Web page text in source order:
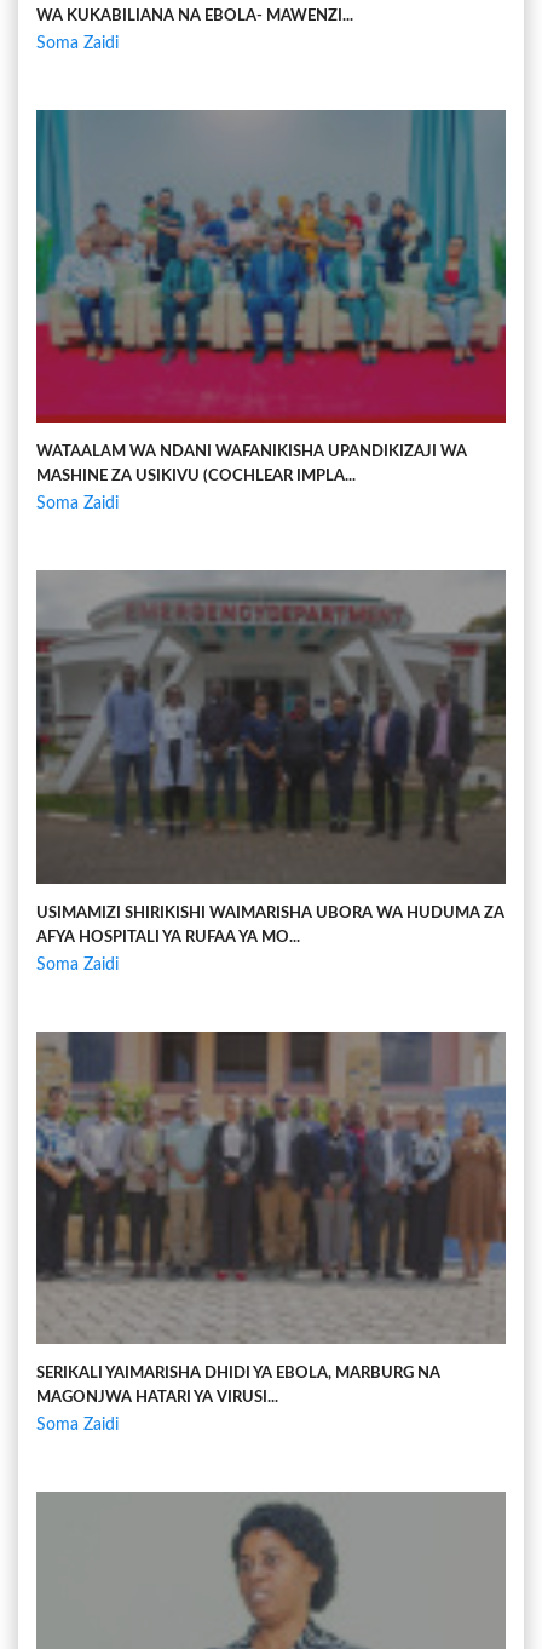
WA KUKABILIANA NA EBOLA- MAWENZI...
Soma Zaidi
WATAALAM WA NDANI WAFANIKISHA UPANDIKIZAJI WA
MASHINE ZA USIKIVU (COCHLEAR IMPLA...
Soma Zaidi
USIMAMIZI SHIRIKISHI WAIMARISHA UBORA WA HUDUMA ZA
AFYA HOSPITALI YA RUFAA YA MO...
Soma Zaidi
SERIKALI YAIMARISHA DHIDI YA EBOLA, MARBURG NA
MAGONJWA HATARI YA VIRUSI...
Soma Zaidi